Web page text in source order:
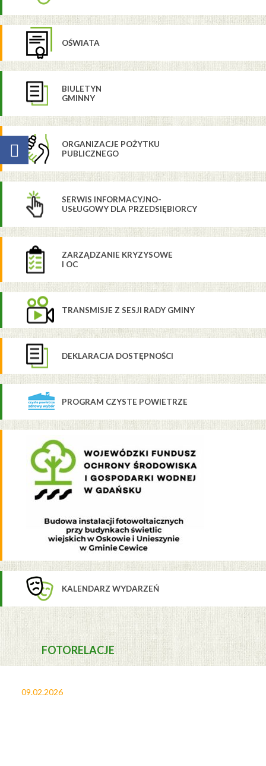
OŚWIATA
BIULETYN
GMINNY
ORGANIZACJE POŻYTKU
PUBLICZNEGO
SERWIS INFORMACYJNO-
USŁUGOWY DLA PRZEDSIĘBIORCY
ZARZĄDZANIE KRYZYSOWE
I OC
TRANSMISJE Z SESJI RADY GMINY
DEKLARACJA DOSTĘPNOŚCI
PROGRAM CZYSTE POWIETRZE
KALENDARZ WYDARZEŃ
FOTORELACJE
09.02.2026